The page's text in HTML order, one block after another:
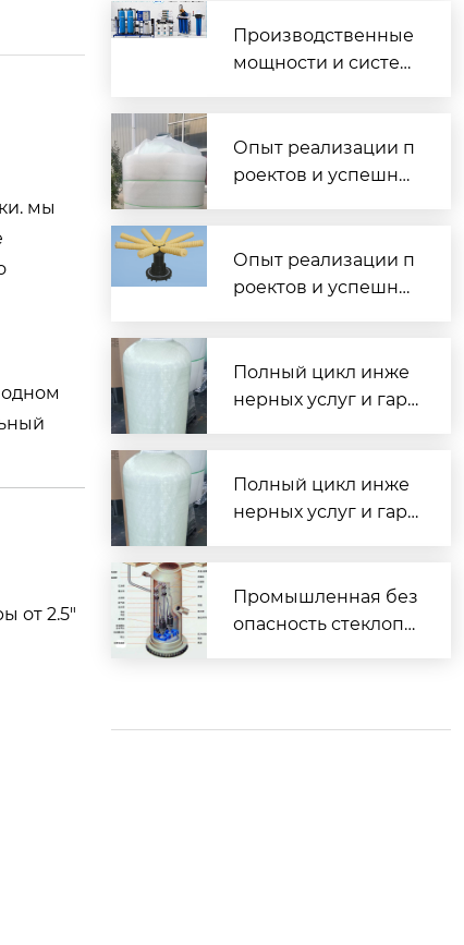
мы
от 2.5″
Производственные
мощности и систем
очистного оборудо
вания
Опыт реализации п
роектов и успешны
в по всей России
Опыт реализации п
роектов и успешны
в по всей России
Полный цикл инже
нерных услуг и гара
Полный цикл инже
нерных услуг и гара
Промышленная без
опасность стеклопл
ость и электроизол